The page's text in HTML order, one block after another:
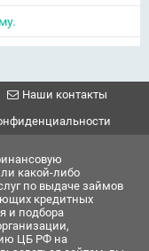
Наши контакты
какой-либо
по выдаче займов
кредитных
и подбора
ЦБ РФ на